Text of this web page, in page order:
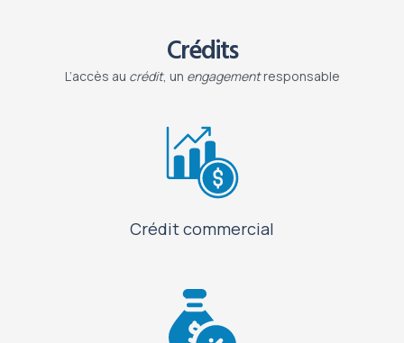
Crédits
L’accès au crédit, un engagementresponsable
Crédit commercial